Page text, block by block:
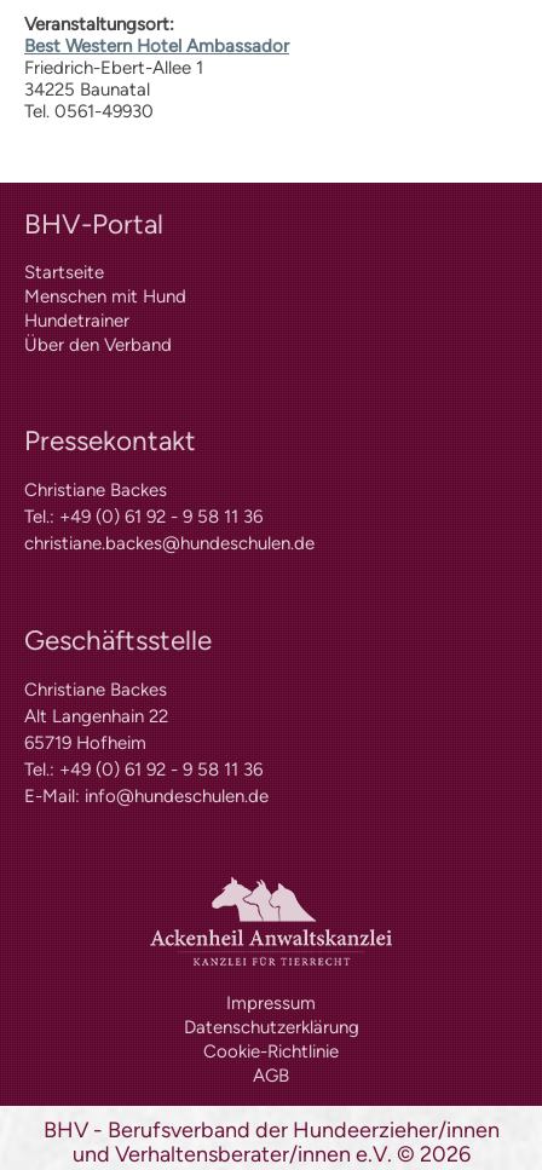
PLZ-Gebiet 0
PLZ-Gebiet 5
Assistenzhund-Team-Prüfung
Dummyprüfung
Dummyprüfung Anfänger
Dummyprüfung
Hoopersprüfung
Prüfungstermine
Prüferliste
Richtlinien
Prüfungstermine
Prüferliste
Formulare | Downloads
Praxisbetriebe
Schulhundkarten
Multimedia
Videos: Online-Diskussionsrunden
Service
Veranstaltungsort:
Best Western Hotel Ambassador
Friedrich-Ebert-Allee 1
34225 Baunatal
Tel. 0561-49930
BHV-Portal
Startseite
Menschen mit Hund
Hundetrainer
Über den Verband
Pressekontakt
Christiane Backes
Tel.: +49 (0) 61 92 - 9 58 11 36
christiane.backes@hundeschulen.de
Geschäftsstelle
Christiane Backes
Alt Langenhain 22
65719 Hofheim
Tel.: +49 (0) 61 92 - 9 58 11 36
E-Mail: info@hundeschulen.de
Impressum
Datenschutzerklärung
Cookie-Richtlinie
AGB
BHV - Berufsverband der Hundeerzieher/innen
und Verhaltensberater/innen e.V. © 2026